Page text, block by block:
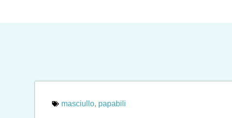
masciullo, papabili